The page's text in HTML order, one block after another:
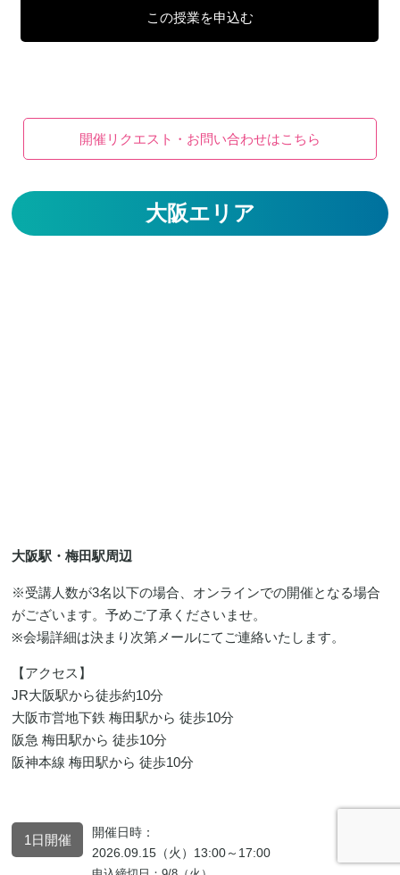
開催リクエスト・お問い合わせはこちら
大阪エリア
大阪駅・梅田駅周辺
※受講人数が3名以下の場合、オンラインでの開催となる場合
がございます。予めご了承くださいませ。
※会場詳細は決まり次第メールにてご連絡いたします。
【アクセス】
JR大阪駅から徒歩約10分
大阪市営地下鉄 梅田駅から 徒歩10分
阪急 梅田駅から 徒歩10分
阪神本線 梅田駅から 徒歩10分
1日開催
開催日時：
2026.09.15（火）13:00～17:00